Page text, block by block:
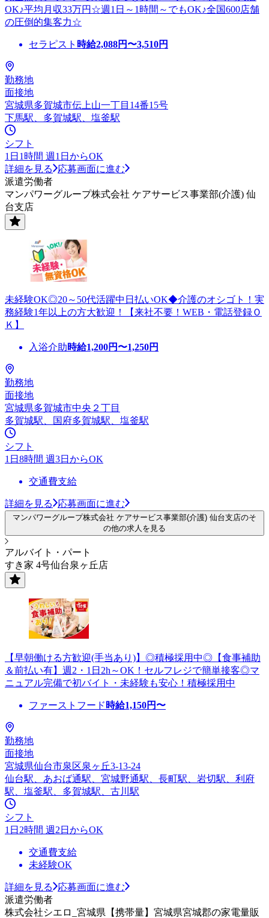
OK♪平均月収33万円☆週1日～1時間～でもOK♪全国600店舗
の圧倒的集客力☆
セラピスト 時給2,088円〜3,510円
勤務地
面接地
宮城県多賀城市伝上山一丁目14番15号
下馬駅、多賀城駅、塩釜駅
シフト
1日1時間 週1日からOK
詳細を見る
応募画面に進む
派遣労働者
マンパワーグループ株式会社 ケアサービス事業部(介護) 仙
台支店
未経験OK◎20～50代活躍中日払いOK◆介護のオシゴト！実
務経験1年以上の方大歓迎！【来社不要！WEB・電話登録Ｏ
Ｋ】
入浴介助時給1,200円〜1,250円
勤務地
面接地
宮城県多賀城市中央２丁目
多賀城駅、国府多賀城駅、塩釜駅
シフト
1日8時間 週3日からOK
交通費支給
詳細を見る 応募画面に進む
マンパワーグループ株式会社 ケアサービス事業部(介護) 仙台支店のそ
の他の求人を見る
アルバイト・パート
すき家 4号仙台泉ヶ丘店
【早朝働ける方歓迎(手当あり)】◎積極採用中◎【食事補助
＆前払い有】週2・1日2h～OK！セルフレジで簡単接客◎マ
ニュアル完備で初バイト・未経験も安心！積極採用中
ファーストフード 時給1,150円〜
勤務地
面接地
宮城県仙台市泉区泉ヶ丘3-13-24
仙台駅、あおば通駅、宮城野通駅、長町駅、岩切駅、利府
駅、塩釜駅、多賀城駅、古川駅
シフト
1日2時間 週2日からOK
交通費支給
未経験OK
詳細を見る
応募画面に進む
派遣労働者
株式会社シエロ_宮城県【携帯量】宮城県宮城郡の家電量販